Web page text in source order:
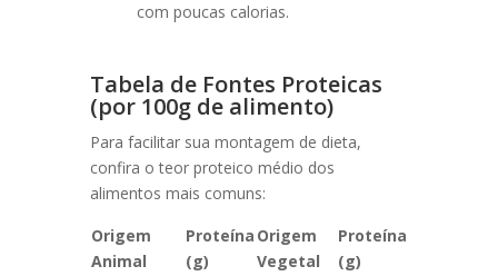
com poucas calorias.
Tabela de Fontes Proteicas
(por 100g de alimento)
Para facilitar sua montagem de dieta,
confira o teor proteico médio dos
alimentos mais comuns:
Origem
Animal
Proteína
(g)
Origem
Vegetal
Proteína
(g)